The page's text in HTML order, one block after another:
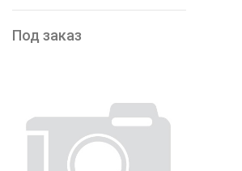
Под заказ